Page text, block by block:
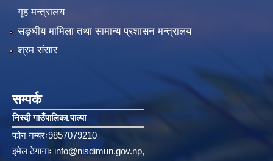
गृह मन्त्रालय
सङ्‍घीय मामिला तथा सामान्य प्रशासन मन्त्रालय
श्रम संसार
सम्पर्क
निस्दी गाउँपालिका‚पाल्पा
फोन नम्बरः9857079210
इमेल ठेगानाः info@nisdimun.gov.np,